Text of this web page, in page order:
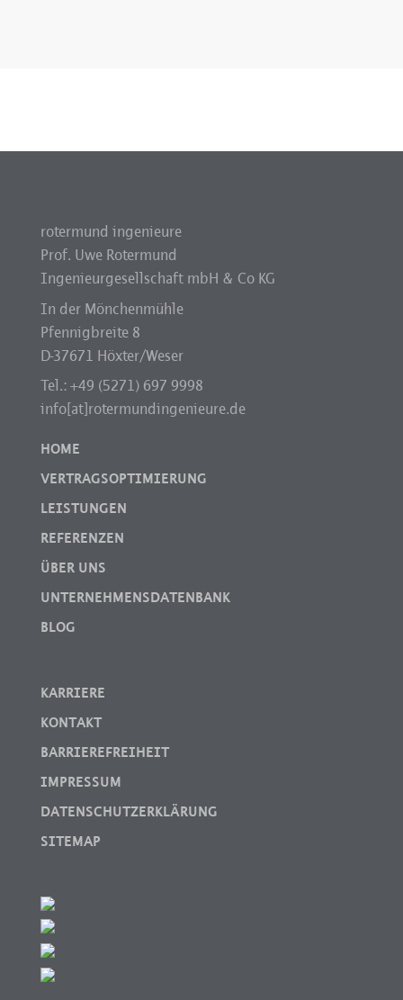
rotermund ingenieure
Prof. Uwe Rotermund
Ingenieurgesellschaft mbH & Co KG
In der Mönchenmühle
Pfennigbreite 8
D-37671 Höxter/Weser
Tel.: +49 (5271) 697 9998
info[at]rotermundingenieure.de
HOME
VERTRAGSOPTIMIERUNG
LEISTUNGEN
REFERENZEN
ÜBER UNS
UNTERNEHMENSDATENBANK
BLOG
KARRIERE
KONTAKT
BARRIEREFREIHEIT
IMPRESSUM
DATENSCHUTZERKLÄRUNG
SITEMAP